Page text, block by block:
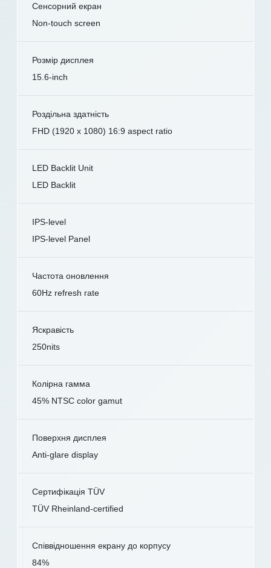
Сенсорний екран
Non-touch screen
Розмір дисплея
15.6-inch
Роздільна здатність
FHD (1920 x 1080) 16:9 aspect ratio
LED Backlit Unit
LED Backlit
IPS-level
IPS-level Panel
Частота оновлення
60Hz refresh rate
Яскравість
250nits
Колірна гамма
45% NTSC color gamut
Поверхня дисплея
Anti-glare display
Сертифікація TÜV
TÜV Rheinland-certified
Співвідношення екрану до корпусу
84%